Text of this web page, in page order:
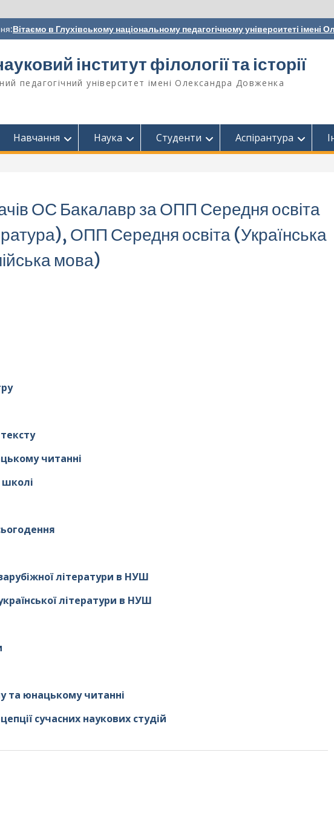
Вітаємо в Глухівському національному педагогічному університеті імені
інститут філології та історії
педагогічний університет імені Олександра Довженка
Навчання Наука Студенти Аспірантура
ОС Бакалавр за ОПП Середня освіта
ОПП Середня освіта (Українська
мова)
читанні
школі
літератури в НУШ
літератури в НУШ
та юнацькому читанні
сучасних наукових студій